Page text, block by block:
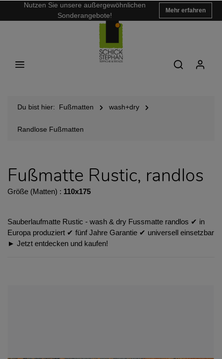
Nutzen Sie unsere außergewöhnlichen
Sonderangebote!
Mehr erfahren
Du bist hier: Fußmatten wash+dry
Randlose Fußmatten
Fußmatte Rustic, randlos
Größe (Matten) : 110x175
Sauberlaufmatte Rustic - wash & dry Fussmatte randlos ✔︎ in
Europa produziert ✔︎ fünf Jahre Garantie ✔︎ universell einsetzbar
► Jetzt entdecken und kaufen!